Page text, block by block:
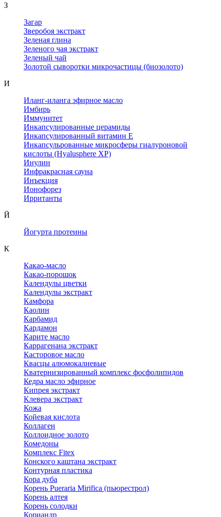
З
Загар
Зверобоя экстракт
Зеленая глина
Зеленого чая экстракт
Зеленый чай
Золотой сыворотки микрочастицы (биозолото)
И
Иланг-иланга эфирное масло
Имбирь
Иммунитет
Инкапсулированные церамиды
Инкапсулированный витамин Е
Инкапсульрованные микросферы гиалуроновой
кислоты (Hyalusphere XP)
Инулин
Инфракрасная сауна
Инъекция
Ионофорез
Ирританты
Й
Йогурта протеины
К
Какао-масло
Какао-порошок
Календулы цветки
Календулы экстракт
Камфора
Каолин
Карбамид
Кардамон
Карите масло
Каррагенана экстракт
Касторовое масло
Квасцы алюмокалиевые
Кватернизированный комплекс фосфолипидов
Кедра масло эфирное
Кипрея экстракт
Клевера экстракт
Кожа
Койевая кислота
Коллаген
Коллоидное золото
Комедоны
Комплекс Fitex
Конского каштана экстракт
Контурная пластика
Кора дуба
Корень Pueraria Mirifica (пьюрестрол)
Корень алтея
Корень солодки
Кориандр